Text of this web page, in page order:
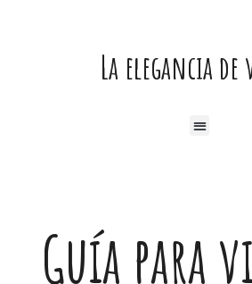
La elegancia
Menú
Guía para